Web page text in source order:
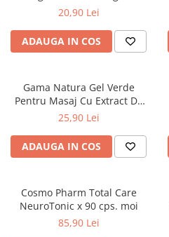
Dieta, nutritie si wellness
Ceai
Controlul greutatii
Igiena intima
Imunitate
Tonice si energizante
cps.
20,90 Lei
ADAUGA IN COS
Gama Natura Gel Verde
Pentru Masaj Cu Extract De
Castan Salbatic x 500 ml
25,90 Lei
ADAUGA IN COS
Cosmo Pharm Total Care
NeuroTonic x 90 cps. moi
85,90 Lei